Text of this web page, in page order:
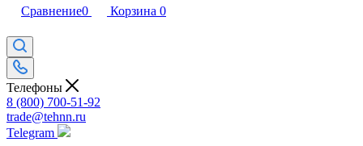
Сравнение0 Корзина 0
Телефоны
8 (800) 700-51-92
trade@tehnn.ru
Telegram